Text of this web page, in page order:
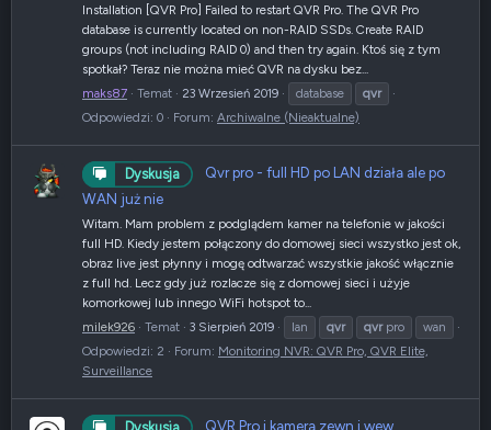
Installation [QVR Pro] Failed to restart QVR Pro. The QVR Pro
database is currently located on non-RAID SSDs. Create RAID
groups (not including RAID 0) and then try again. Ktoś się z tym
spotkał? Teraz nie można mieć QVR na dysku bez...
maks87
Temat 23 Wrzesień 2019 database
qvr
Odpowiedzi: 0
Forum: Archiwalne (Nieaktualne)
Dyskusja
Qvr pro - full HD po LAN działa ale po
WAN już nie
Witam. Mam problem z podglądem kamer na telefonie w jakości
full HD. Kiedy jestem połączony do domowej sieci wszystko jest ok,
obraz live jest płynny i mogę odtwarzać wszystkie jakość włącznie
z full hd. Lecz gdy już rozlacze się z domowej sieci i użyje
komorkowej lub innego WiFi hotspot to...
milek926
Temat 3 Sierpień 2019 lan qvr qvrpro
wan
Odpowiedzi: 2
Forum: Monitoring NVR: QVR Pro, QVR Elite,
Surveillance
QVR Pro i kamera zewn i wew